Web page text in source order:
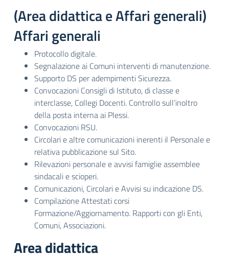
(Area didattica e Affari generali)
Affari generali
Protocollo digitale.
Segnalazione ai Comuni interventi di manutenzione.
Supporto DS per adempimenti Sicurezza.
Convocazioni Consigli di Istituto, di classe e
interclasse, Collegi Docenti. Controllo sull’inoltro
della posta interna ai Plessi.
Convocazioni RSU.
Circolari e altre comunicazioni inerenti il Personale e
relativa pubblicazione sul Sito.
Rilevazioni personale e avvisi famiglie assemblee
sindacali e scioperi.
Comunicazioni, Circolari e Avvisi su indicazione DS.
Compilazione Attestati corsi
Formazione/Aggiornamento. Rapporti con gli Enti,
Comuni, Associazioni.
Area didattica